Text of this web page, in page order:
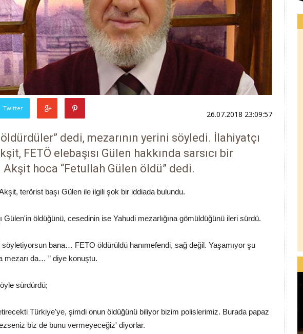
Twitter
26.07.2018 23:09:57
dedi, mezarının yerini söyledi. İlahiyatçı
FETÖ elebaşısı Gülen hakkında sarsıcı bir
hoca “Fetullah Gülen öldü” dedi.
terörist başı Gülen ile ilgili şok bir iddiada bulundu.
öldüğünü, cesedinin ise Yahudi mezarlığına gömüldüğünü ileri sürdü.
bana… FETO öldürüldü hanımefendi, sağ değil. Yaşamıyor şu
mezarı da… ” diye konuştu.
sürdürdü;
Türkiye'ye, şimdi onun öldüğünü biliyor bizim polislerimiz. Burada papaz
biz de bunu vermeyeceğiz' diyorlar.